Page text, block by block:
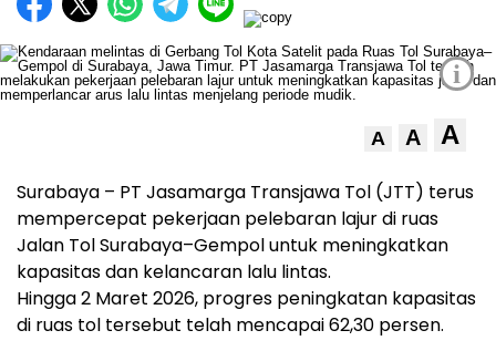
i
A A A
Surabaya – PT Jasamarga Transjawa Tol (JTT) terus
mempercepat pekerjaan pelebaran lajur di ruas
Jalan Tol Surabaya–Gempol untuk meningkatkan
kapasitas dan kelancaran lalu lintas.
Hingga 2 Maret 2026, progres peningkatan kapasitas
di ruas tol tersebut telah mencapai 62,30 persen.